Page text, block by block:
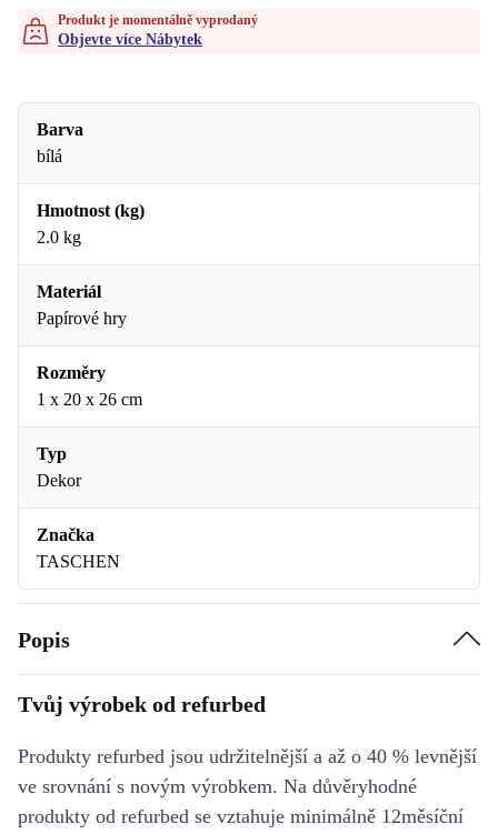
Produkt je momentálně vyprodaný
Objevte více Nábytek
Barva
bílá
Hmotnost (kg)
2.0 kg
Materiál
Papírové hry
Rozměry
1 x 20 x 26 cm
Typ
Dekor
Značka
TASCHEN
Popis
Tvůj výrobek od refurbed
Produkty refurbed jsou udržitelnější a až o 40 % levnější
ve srovnání s novým výrobkem. Na důvěryhodné
produkty od refurbed se vztahuje minimálně 12měsíční